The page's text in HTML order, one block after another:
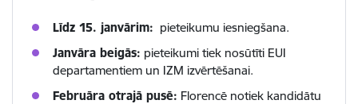
Līdz 15. janvārim: pieteikumu iesniegšana.
Janvāra beigās: pieteikumi tiek nosūtīti EUI
departamentiem un IZM izvērtēšanai.
Februāra otrajā pusē: Florencē notiek kandidātu